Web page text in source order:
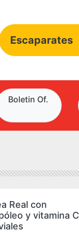
Escaparates
Boletin Of.
Real con
y vitamina C